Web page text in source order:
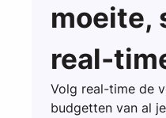
moeite,
real-
Volg real-time de
budgetten van al